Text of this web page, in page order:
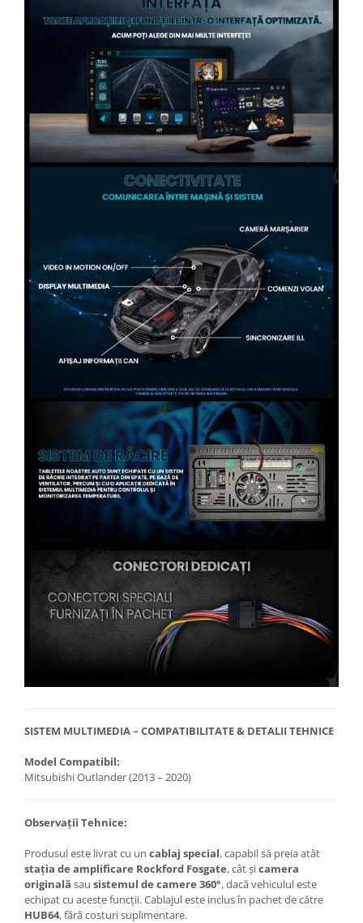
SISTEM MULTIMEDIA – COMPATIBILITATE & DETALII TEHNICE
Model Compatibil:
Mitsubishi Outlander (2013 – 2020)
Observații Tehnice:
Produsul este livrat cu un cablaj special, capabil să preia atât
stația de amplificare Rockford Fosgate, cât șicamera
originală sau sistemul de camere 360°, dacă vehiculul este
echipat cu aceste funcții. Cablajul este inclus în pachet de către
HUB64, fără costuri suplimentare.